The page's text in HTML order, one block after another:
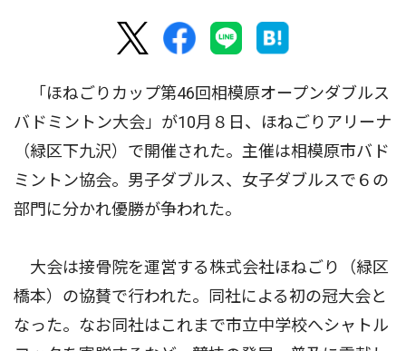
「ほねごりカップ第46回相模原オープンダブルス
バドミントン大会」が10月８日、ほねごりアリーナ
（緑区下九沢）で開催された。主催は相模原市バド
ミントン協会。男子ダブルス、女子ダブルスで６の
部門に分かれ優勝が争われた。
大会は接骨院を運営する株式会社ほねごり（緑区
橋本）の協賛で行われた。同社による初の冠大会と
なった。なお同社はこれまで市立中学校へシャトル